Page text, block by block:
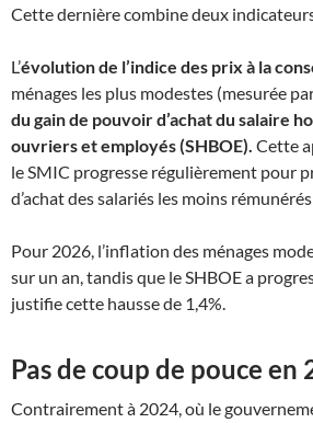
Cette dernière combine deux
L’évolution de l’indice des prix à la
ménages les plus modestes (mesurée
du gain de pouvoir d’achat du salaire
ouvriers et employés (SHBOE). Cette
le SMIC progresse régulièrement pour
d’achat des salariés les moins
Pour 2026, l’inflation des ménages
sur un an, tandis que le SHBOE a
justifie cette hausse de 1,4%.​
Pas de coup de pouce en
Contrairement à 2024, où le